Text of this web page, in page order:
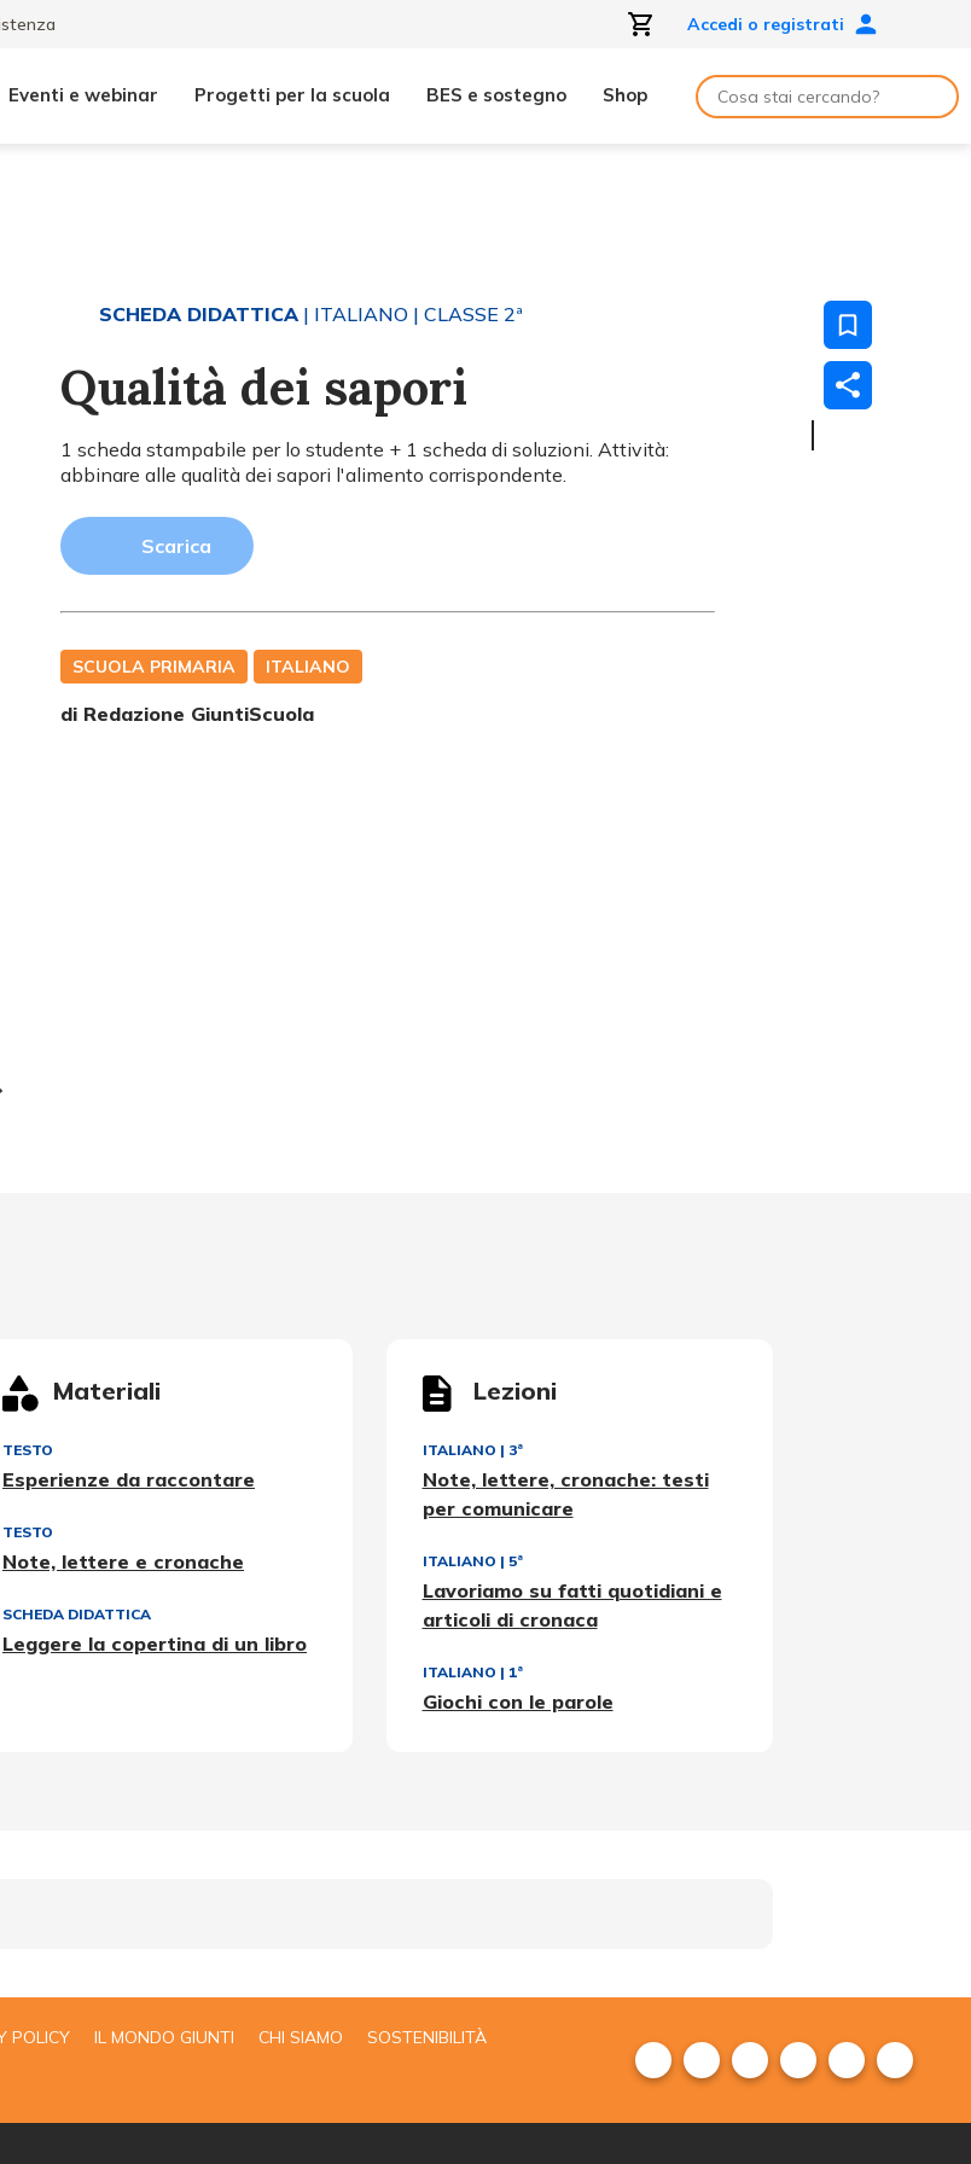
Accedi o registrati
Eventi e webinar Progetti per la scuola BES e sostegno Shop
SCHEDA DIDATTICA| ITALIANO | CLASSE 2ª
Qualità dei sapori
1 scheda stampabile per lo studente + 1 scheda di soluzioni. Attività:
abbinare alle qualità dei sapori l'alimento corrispondente.
Scarica
SCUOLA PRIMARIA ITALIANO
di Redazione GiuntiScuola
Materiali
TESTO
Esperienze da raccontare
TESTO
Note, lettere e cronache
SCHEDA DIDATTICA
Leggere la copertina di un libro
Lezioni
ITALIANO | 3ª
Note, lettere, cronache: testi
per comunicare
ITALIANO | 5ª
Lavoriamo su fatti quotidiani e
articoli di cronaca
ITALIANO | 1ª
Giochi con le parole
POLICY IL MONDO GIUNTI CHI SIAMO SOSTENIBILITÀ